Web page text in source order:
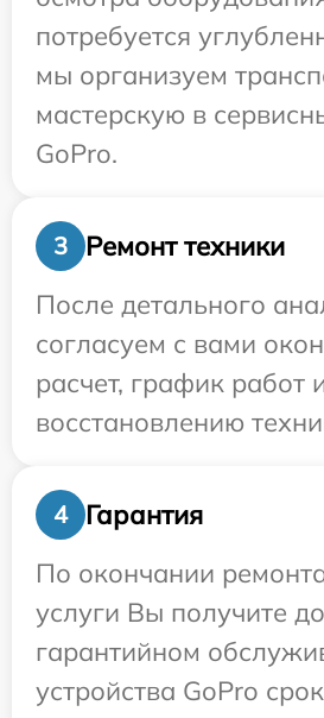
потребуется
мы организуем
мастерскую в
GoPro.
3
Ремонт техники
После детального
согласуем с вами
расчет, график работ
восстановлению
4
Гарантия
По окончании
услуги Вы получите
гарантийном
устройства GoPro